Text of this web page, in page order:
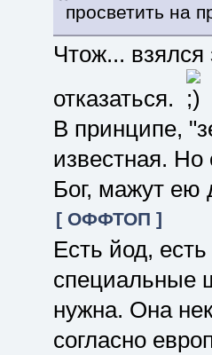
просветить на
Чтож... взялся
отказаться.
В принципе,
известная. Но
Бог, мажут ею
[ ОФФТОП ]
Есть йод,
специальные
нужна. Она
согласно